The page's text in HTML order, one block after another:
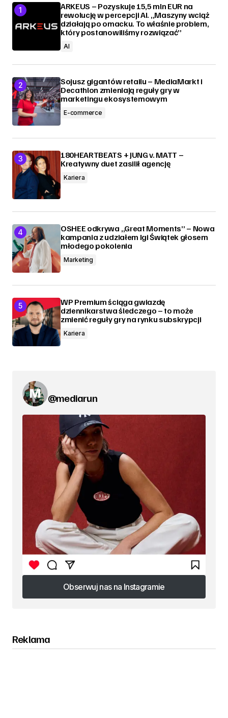
ARKEUS – Pozyskuje 15,5 mln EUR na
rewolucję w percepcji AI. „Maszyny wciąż
działają po omacku. To właśnie problem,
który postanowiliśmy rozwiązać”
AI
Sojusz gigantów retailu – MediaMarkt i
Decathlon zmieniają reguły gry w
marketingu ekosystemowym
E-commerce
180HEARTBEATS + JUNG v. MATT –
Kreatywny duet zasilił agencję
Kariera
OSHEE odkrywa „Great Moments” – Nowa
kampania z udziałem Igi Świątek głosem
młodego pokolenia
Marketing
WP Premium ściąga gwiazdę
dziennikarstwa śledczego – to może
zmienić reguły gry na rynku subskrypcji
Kariera
@mediarun
Obserwuj nas na Instagramie
Obserwuj nas na Instagramie
Reklama